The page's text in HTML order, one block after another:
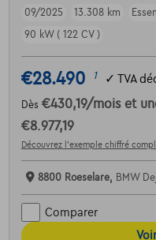
09/2025
13.308 km
90 kW ( 122 CV )
€28.490 1 ✓ TVA
Dès €430,19/mois et
€8.977,19
Découvrez l’exemple chiffré
8800 Roeselare, BMW
Comparer